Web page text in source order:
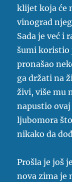
klijet koja će
vinograd
Sada je već i
šumi koristio
pronašao
ga držati na
živi, više mu
napustio
ljubomora
nikako da
Prošla je još
nova zima je